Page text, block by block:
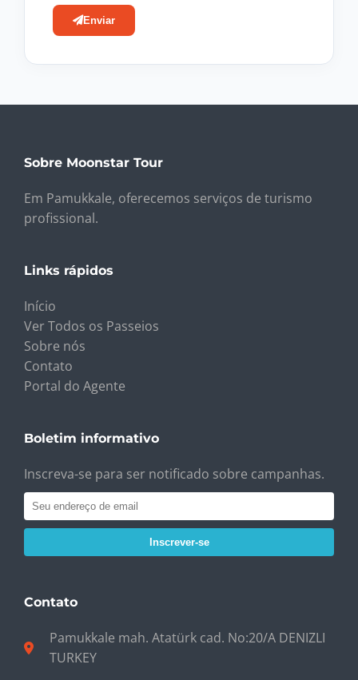
Enviar
Sobre Moonstar Tour
Em Pamukkale, oferecemos serviços de turismo
profissional.
Links rápidos
Início
Ver Todos os Passeios
Sobre nós
Contato
Portal do Agente
Boletim informativo
Inscreva-se para ser notificado sobre campanhas.
Inscrever-se
Contato
Pamukkale mah. Atatürk cad. No:20/A DENIZLI
TURKEY